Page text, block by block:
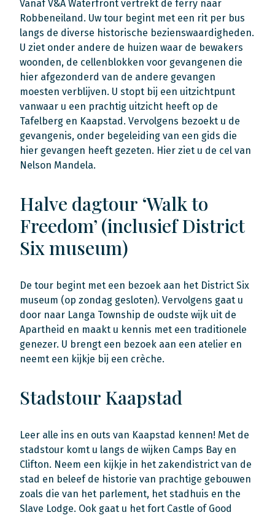
Vanaf V&A Waterfront vertrekt de ferry naar
Robbeneiland. Uw tour begint met een rit per bus
langs de diverse historische bezienswaardigheden.
U ziet onder andere de huizen waar de bewakers
woonden, de cellenblokken voor gevangenen die
hier afgezonderd van de andere gevangen
moesten verblijven. U stopt bij een uitzichtpunt
vanwaar u een prachtig uitzicht heeft op de
Tafelberg en Kaapstad. Vervolgens bezoekt u de
gevangenis, onder begeleiding van een gids die
hier gevangen heeft gezeten. Hier ziet u de cel van
Nelson Mandela.
Halve dagtour ‘Walk to
Freedom’ (inclusief District
Six museum)
De tour begint met een bezoek aan het District Six
museum (op zondag gesloten). Vervolgens gaat u
door naar Langa Township de oudste wijk uit de
Apartheid en maakt u kennis met een traditionele
genezer. U brengt een bezoek aan een atelier en
neemt een kijkje bij een crèche.
Stadstour Kaapstad
Leer alle ins en outs van Kaapstad kennen! Met de
stadstour komt u langs de wijken Camps Bay en
Clifton. Neem een kijkje in het zakendistrict van de
stad en beleef de historie van prachtige gebouwen
zoals die van het parlement, het stadhuis en the
Slave Lodge. Ook gaat u het fort Castle of Good